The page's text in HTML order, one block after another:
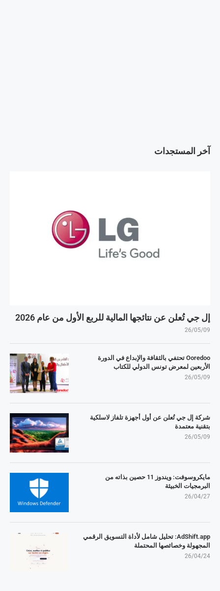
آخر المستجدات
إل جي تُعلن عن نتائجها المالية للربع الأول من عام 2026
26/05/09
Ooredoo تحتفي بالثقافة والإبداع في الدورة
الأربعين لمعرض تونس الدولي للكتاب
26/05/09
شركة إل جي تُعلن عن أول أجهزة تلفاز لاسلكية
بتقنية معتمدة
26/05/09
مايكروسوفت: ويندوز 11 حصين بذاته من
البرمجيات الخبيثة
26/04/27
AdShift.app: تحليل شامل لأداة التسويق الرقمي
المجهولة وخصائصها المحتملة
26/04/24